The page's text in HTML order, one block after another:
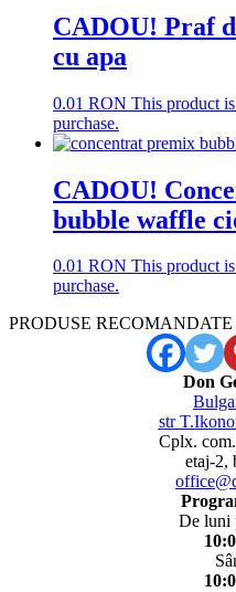
CADOU! Praf
cu apa
0.01 RON This product
purchase.
CADOU!
bubble waffle
0.01 RON This product
purchase.
PRODUSE RECOMANDATE
Don
str
Cplx.
etaj-
De luni